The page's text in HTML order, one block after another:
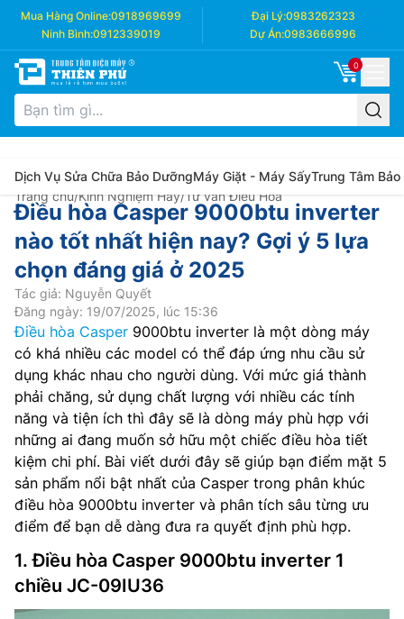
Mua Hàng Online:0918969699 Đại Lý:0983262323
Ninh Bình:0912339019 Dự Án:0983666996
0
Dịch Vụ Sửa Chữa Bảo DưỡngMáy Giặt - Máy SấyTrung Tâm Bảo
Trang chủ/Kinh Nghiệm Hay/Tư vấn Điều Hòa
Điều hòa Casper 9000btu inverter
nào tốt nhất hiện nay? Gợi ý 5 lựa
chọn đáng giá ở 2025
Tác giả: Nguyễn Quyết
Đăng ngày: 19/07/2025, lúc 15:36
Điều hòa Casper 9000btu inverter là một dòng máy
có khá nhiều các model có thể đáp ứng nhu cầu sử
dụng khác nhau cho người dùng. Với mức giá thành
phải chăng, sử dụng chất lượng với nhiều các tính
năng và tiện ích thì đây sẽ là dòng máy phù hợp với
những ai đang muốn sở hữu một chiếc điều hòa tiết
kiệm chi phí. Bài viết dưới đây sẽ giúp bạn điểm mặt 5
sản phẩm nổi bật nhất của Casper trong phân khúc
điều hòa 9000btu inverter và phân tích sâu từng ưu
điểm để bạn dễ dàng đưa ra quyết định phù hợp.
1. Điều hòa Casper 9000btu inverter 1
chiều JC-09IU36